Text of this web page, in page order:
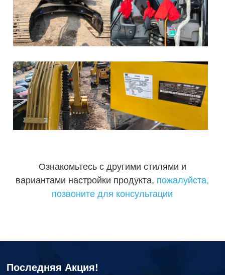
Ознакомьтесь с другими стилями и
вариантами настройки продукта, пожалуйста,
позвоните для консультации
Последняя Акция!